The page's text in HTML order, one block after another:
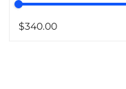
$340.00